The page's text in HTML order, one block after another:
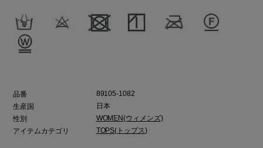
品番
89105-1082
生産国
日本
性別
WOMEN(ウィメンズ)
アイテムカテゴリ
TOPS(トップス)